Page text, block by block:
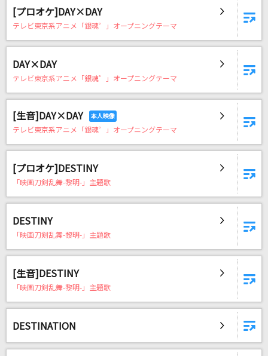
[プロオケ]DAY×DAY
テレビ東京系アニメ「銀魂゜」オープニングテーマ
DAY×DAY
テレビ東京系アニメ「銀魂゜」オープニングテーマ
[生音]DAY×DAY
テレビ東京系アニメ「銀魂゜」オープニングテーマ
[プロオケ]DESTINY
「映画刀剣乱舞-黎明-」主題歌
DESTINY
「映画刀剣乱舞-黎明-」主題歌
[生音]DESTINY
「映画刀剣乱舞-黎明-」主題歌
DESTINATION